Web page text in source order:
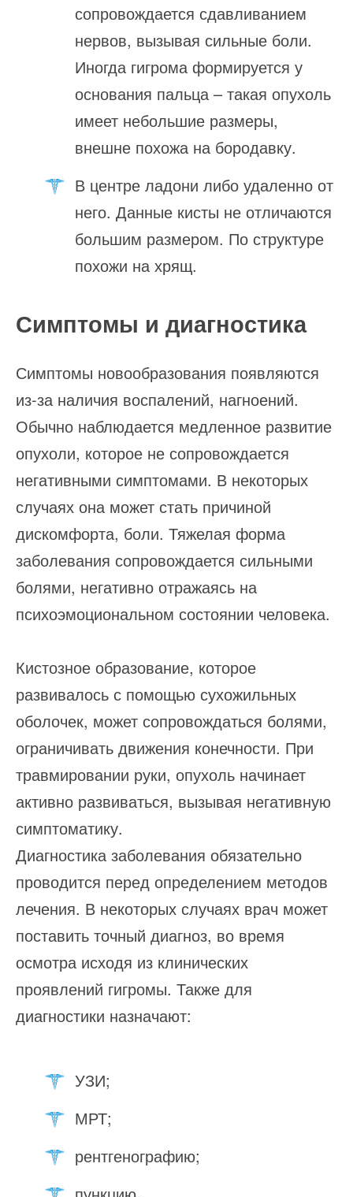
сопровождается сдавливанием
нервов, вызывая сильные боли.
Иногда гигрома формируется у
основания пальца – такая опухоль
имеет небольшие размеры,
внешне похожа на бородавку.
В центре ладони либо удаленно от
него. Данные кисты не отличаются
большим размером. По структуре
похожи на хрящ.
Симптомы и диагностика
Симптомы новообразования появляются
из-за наличия воспалений, нагноений.
Обычно наблюдается медленное развитие
опухоли, которое не сопровождается
негативными симптомами. В некоторых
случаях она может стать причиной
дискомфорта, боли. Тяжелая форма
заболевания сопровождается сильными
болями, негативно отражаясь на
психоэмоциональном состоянии человека.
Кистозное образование, которое
развивалось с помощью сухожильных
оболочек, может сопровождаться болями,
ограничивать движения конечности. При
травмировании руки, опухоль начинает
активно развиваться, вызывая негативную
симптоматику.
Диагностика заболевания обязательно
проводится перед определением методов
лечения. В некоторых случаях врач может
поставить точный диагноз, во время
осмотра исходя из клинических
проявлений гигромы. Также для
диагностики назначают:
УЗИ;
МРТ;
рентгенографию;